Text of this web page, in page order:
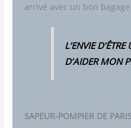
arri­vé avec un bon
L’ENVIE
D’AIDER MON
SAPEUR-POMPIER DE